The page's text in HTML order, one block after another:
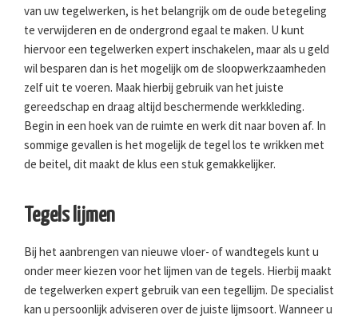
van uw tegelwerken, is het belangrijk om de oude betegeling
te verwijderen en de ondergrond egaal te maken. U kunt
hiervoor een tegelwerken expert inschakelen, maar als u geld
wil besparen dan is het mogelijk om de sloopwerkzaamheden
zelf uit te voeren. Maak hierbij gebruik van het juiste
gereedschap en draag altijd beschermende werkkleding.
Begin in een hoek van de ruimte en werk dit naar boven af. In
sommige gevallen is het mogelijk de tegel los te wrikken met
de beitel, dit maakt de klus een stuk gemakkelijker.
Tegels lijmen
Bij het aanbrengen van nieuwe vloer- of wandtegels kunt u
onder meer kiezen voor het lijmen van de tegels. Hierbij maakt
de tegelwerken expert gebruik van een tegellijm. De specialist
kan u persoonlijk adviseren over de juiste lijmsoort. Wanneer u